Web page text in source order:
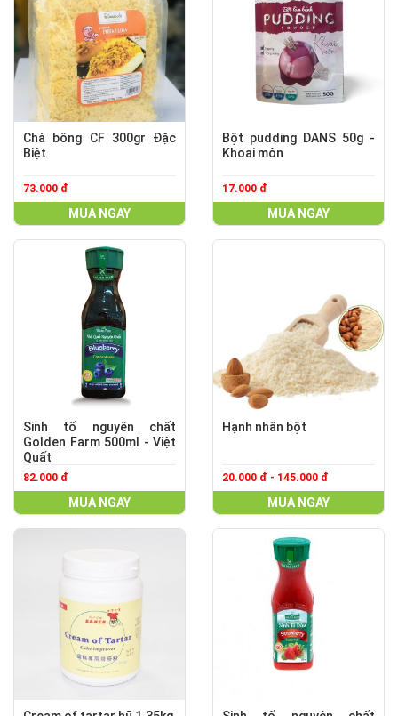
Chà bông CF 300gr Đặc
Biệt
73.000 đ
MUA NGAY
Bột pudding DANS 50g -
Khoai môn
17.000 đ
MUA NGAY
Sinh tố nguyên chất
Golden Farm 500ml - Việt
Quất
82.000 đ
MUA NGAY
Hạnh nhân bột
20.000 đ - 145.000 đ
MUA NGAY